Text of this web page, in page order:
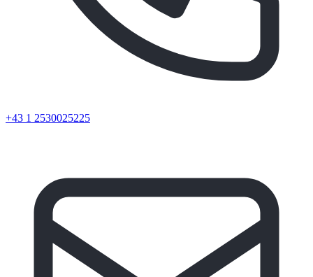
+43 1 2530025225